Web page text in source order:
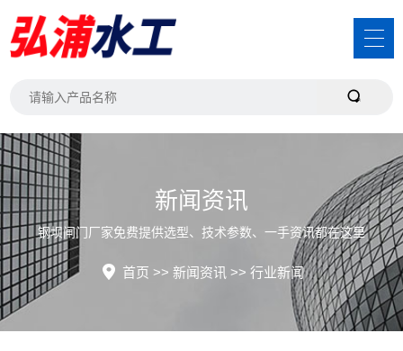
新闻资讯
钢坝闸门厂家免费提供选型、技术参数、一手资讯都在这里
首页 >> 新闻资讯 >> 行业新闻